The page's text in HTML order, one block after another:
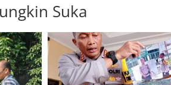
Suka